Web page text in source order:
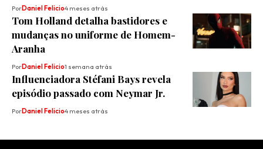
PorDaniel Felicio4 meses atrás
Tom Holland detalha bastidores e
mudanças no uniforme de Homem-
Aranha
PorDaniel Felicio1 semana atrás
Influenciadora Stéfani Bays revela
episódio passado com Neymar Jr.
PorDaniel Felicio4 meses atrás